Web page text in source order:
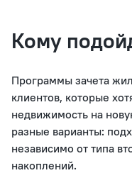
Кому
Программы зачета
клиентов, которые
недвижимость на
разные варианты:
независимо от типа
накоплений.